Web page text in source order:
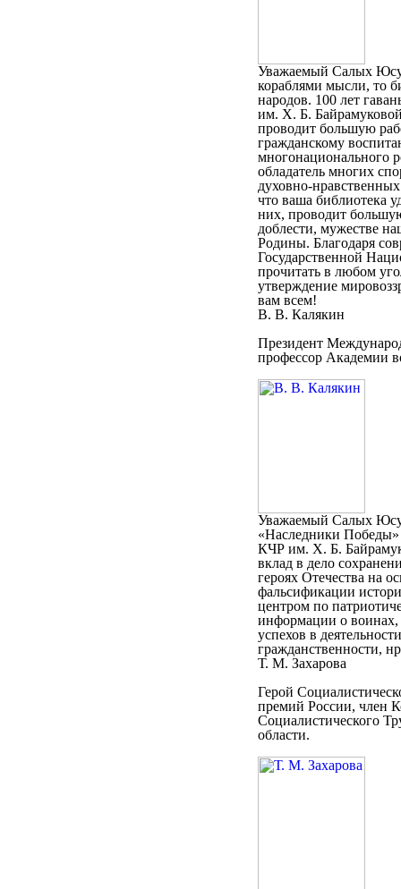
Уважаемый Салых
кораблями мысли, то
народов. 100 лет
им. Х. Б.
проводит большую
гражданскому
многонационального
обладатель многих
духовно-
что ваша библиотека
них, проводит
доблести, мужестве
Родины. Благодаря
Государственной
прочитать в любом
утверждение
вам всем!
В. В. Калякин
Президент
профессор Академии
Уважаемый Салых
«Наследники Победы»
КЧР им. Х. Б.
вклад в дело
героях Отечества на
фальсификации
центром по
информации о
успехов в
гражданственности,
Т. М. Захарова
Герой
премий России, член
Социалистического
области.